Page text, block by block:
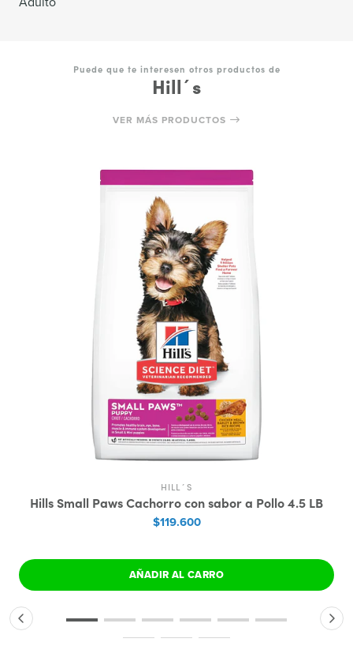
Puede que te interesen otros productos de
Hill´s
VER MÁS PRODUCTOS
HILL´S
Hills Small Paws Cachorro con sabor a Pollo 4.5 LB
$119.600
AÑADIR AL CARRO